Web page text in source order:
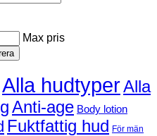
Max pris
Alla hudtyperAlla
Anti-age Body lotion
Fuktfattig hud För män